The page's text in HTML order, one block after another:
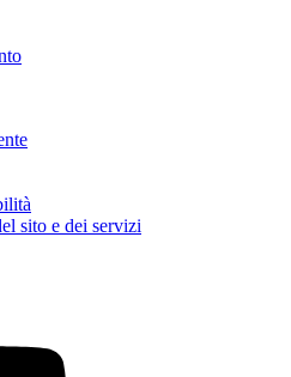
sito e dei servizi